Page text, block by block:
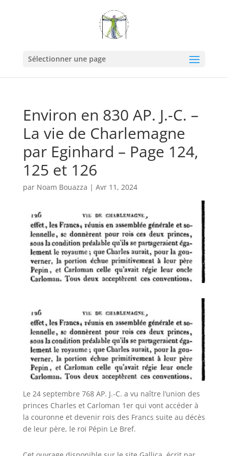
Sélectionner une page
Environ en 830 AP. J.-C. –
La vie de Charlemagne
par Eginhard – Page 124,
125 et 126
par Noam Bouazza | Avr 11, 2024
Le 24 septembre 768 AP. J.-C. a vu naître l’union des
princes Charles et Carloman 1er qui vont accéder à
la couronne et devenir rois des Francs suite au décès
de leur père, le roi Pépin Le Bref.